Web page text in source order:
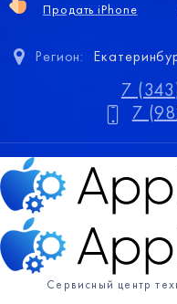
Продать iPhone
Регион:
7
7
Сервисный центр